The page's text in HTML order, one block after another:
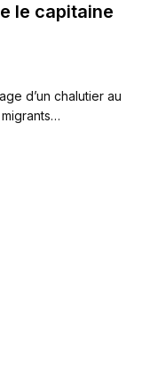
le capitaine
d’un chalutier au